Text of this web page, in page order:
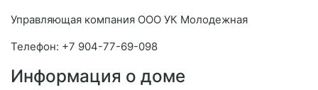
Управляющая компания ООО УК Молодежная
Телефон: +7 904-77-69-098
Информация о доме